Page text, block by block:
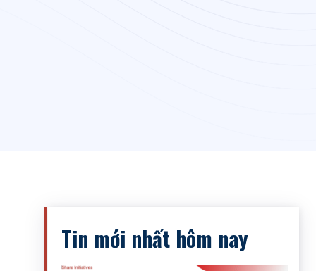
Tin mới nhất hôm nay